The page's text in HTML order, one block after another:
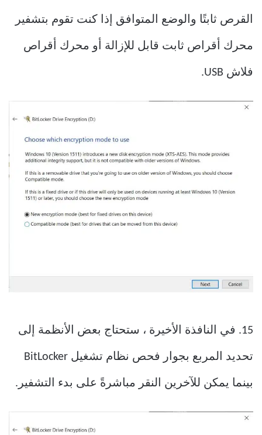
القرص ثابتًا والوضع المتوافق إذا كنت تقوم بتشفير
محرك أقراص ثابت قابل للإزالة أو محرك أقراص
فلاش USB.
15. في النافذة الأخيرة ، ستحتاج بعض الأنظمة إلى
تحديد المربع بجوار فحص نظام تشغيل BitLocker
بينما يمكن للآخرين النقر مباشرةً على بدء التشفير.